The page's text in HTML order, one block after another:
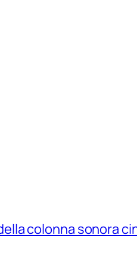
colonna sonora